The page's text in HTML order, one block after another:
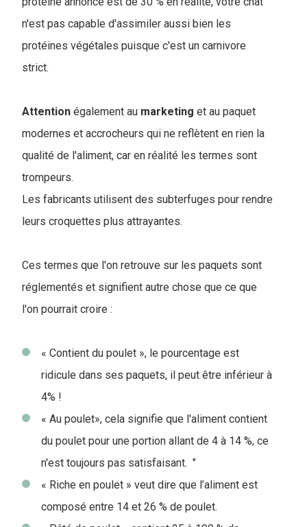
n'est pas capable d'assimiler aussi bien les
protéines végétales puisque c'est un carnivore
strict.
Attention également au marketing et au paquet
modernes et accrocheurs qui ne reflètent en rien la
qualité de l'aliment, car en réalité les termes sont
trompeurs.
Les fabricants utilisent des subterfuges pour rendre
leurs croquettes plus attrayantes.
Ces termes que l'on retrouve sur les paquets sont
réglementés et signifient autre chose que ce que
l'on pourrait croire :
« Contient du poulet », le pourcentage est
ridicule dans ses paquets, il peut être inférieur à
4% !
« Au poulet», cela signifie que l'aliment contient
du poulet pour une portion allant de 4 à 14 %, ce
n'est toujours pas satisfaisant. "
« Riche en poulet » veut dire que l’aliment est
composé entre 14 et 26 % de poulet.